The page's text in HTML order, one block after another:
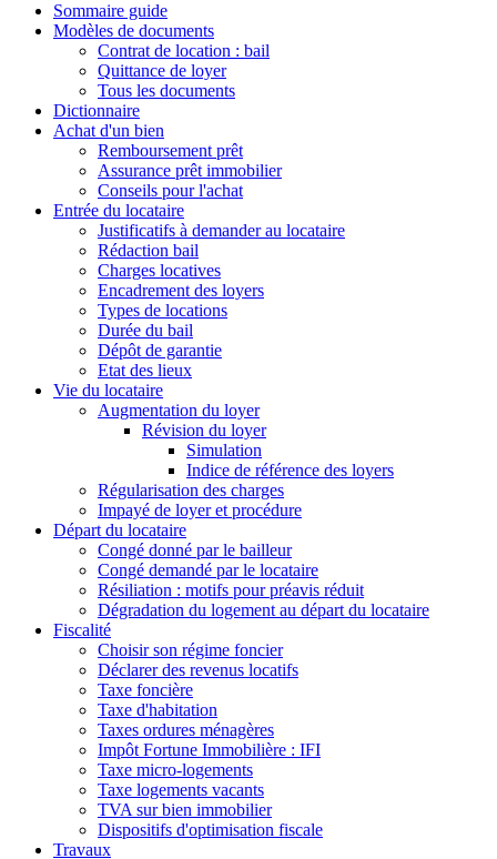
Sommaire guide
Modèles de documents
Contrat de location : bail
Quittance de loyer
Tous les documents
Dictionnaire
Achat d'un bien
Remboursement prêt
Assurance prêt immobilier
Conseils pour l'achat
Entrée du locataire
Justificatifs à demander au locataire
Rédaction bail
Charges locatives
Encadrement des loyers
Types de locations
Durée du bail
Dépôt de garantie
Etat des lieux
Vie du locataire
Augmentation du loyer
Révision du loyer
Simulation
Indice de référence des loyers
Régularisation des charges
Impayé de loyer et procédure
Départ du locataire
Congé donné par le bailleur
Congé demandé par le locataire
Résiliation : motifs pour préavis réduit
Dégradation du logement au départ du locataire
Fiscalité
Choisir son régime foncier
Déclarer des revenus locatifs
Taxe foncière
Taxe d'habitation
Taxes ordures ménagères
Impôt Fortune Immobilière : IFI
Taxe micro-logements
Taxe logements vacants
TVA sur bien immobilier
Dispositifs d'optimisation fiscale
Travaux